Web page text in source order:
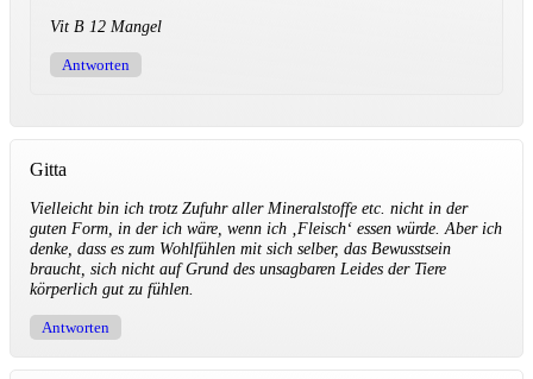
Vit B 12 Mangel
Antworten
Gitta
Vielleicht bin ich trotz Zufuhr aller Mineralstoffe etc. nicht in der
guten Form, in der ich wäre, wenn ich ‚Fleisch‘ essen würde. Aber ich
denke, dass es zum Wohlfühlen mit sich selber, das Bewusstsein
braucht, sich nicht auf Grund des unsagbaren Leides der Tiere
körperlich gut zu fühlen.
Antworten